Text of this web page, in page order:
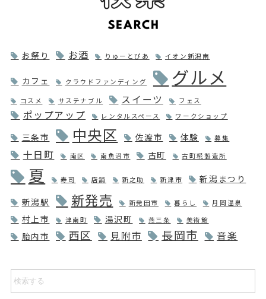
お祭り お酒 りゅーとぴあ イオン新潟南
カフェ クラウドファンディング グルメ
コスメ サステナブル スイーツ フェス
ポップアップ レンタルスペース ワークショップ
三条市 中央区 佐渡市 体験 募集
十日町 南区 南魚沼市 古町 古町糀製造所
夏 寿司 店舗 新之助 新津市
新潟まつり
新潟駅
新発売 新発田市 暮らし 月岡温泉
村上市 津南町 湯沢町 燕三条 美術館
胎内市 西区 見附市 長岡市 音楽